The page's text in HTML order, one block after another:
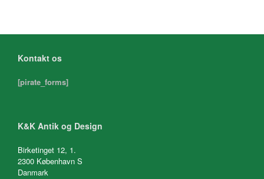
Kontakt os
[pirate_forms]
K&K Antik og Design
Birketinget 12, 1.
2300 København S
Danmark